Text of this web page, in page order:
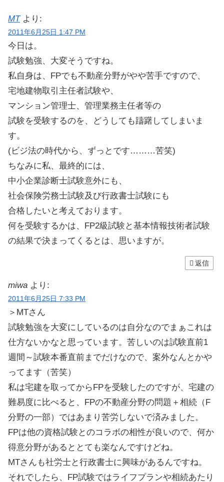
MT より:
2011年6月25日 1:47 PM
今日は。
試験勉強、大変そうですね。
私自身は、FPでも不動産分野がやや苦手ですので、
宅地建物取引主任者試験や、
マンション管理士、管理業務主任者等の
試験を受験するのを、どうしても躊躇してしまいま
す。
(ビジ法の時代から、ずっとです………苦笑)
ちなみに私、最終的には、
中小企業診断士試験意外にも、
社会保険労務士試験及び行政書士試験にも
合格したいと考えております。
何を受験するかは、FP2級試験と基本情報技術者試験
の結果で決まってくるとは、思いますが。
返信
miwa より:
2011年6月25日 7:33 PM
＞MTさん
試験勉強を大変にしているのは自分なのでまぁこれは
仕方ないかなと思っています。苦しいのは試験直前1
週間～試験本番直前までだけなので、案外なんとかや
ってます（苦笑）
私は宅建を取ってからFPを受験したのですが、宅建の
難易度に比べると、FPの不動産分野の問題＋相続（F
分野の一部）ではあまり苦労しないで済みました。
FPは他の資格試験とのコラボの相性が良いので、何か
得意分野があるととても楽なんですけどね。
MTさんも社労士と行政書士に興味があるんですね。
それでしたら、FP試験ではライフプランや相続あたり